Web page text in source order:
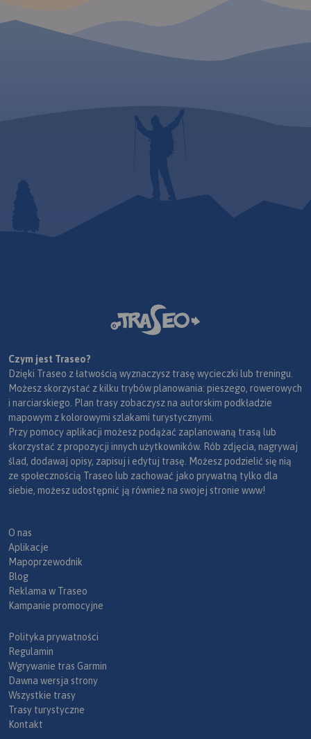
Czym jest Traseo?
Dzięki Traseo z łatwością wyznaczysz trasę wycieczki lub treningu.
Możesz skorzystać z kilku trybów planowania: pieszego, rowerowych
i narciarskiego. Plan trasy zobaczysz na autorskim podkładzie
mapowym z kolorowymi szlakami turystycznymi.
Przy pomocy aplikacji możesz podążać zaplanowaną trasą lub
skorzystać z propozycji innych użytkowników. Rób zdjęcia, nagrywaj
ślad, dodawaj opisy, zapisuj i edytuj trasę. Możesz podzielić się nią
ze społecznością Traseo lub zachować jako prywatną tylko dla
siebie, możesz udostępnić ją również na swojej stronie www!
O nas
Aplikacje
Mapoprzewodnik
Blog
Reklama w Traseo
Kampanie promocyjne
Polityka prywatności
Regulamin
Wgrywanie tras Garmin
Dawna wersja strony
Wszystkie trasy
Trasy turystyczne
Kontakt